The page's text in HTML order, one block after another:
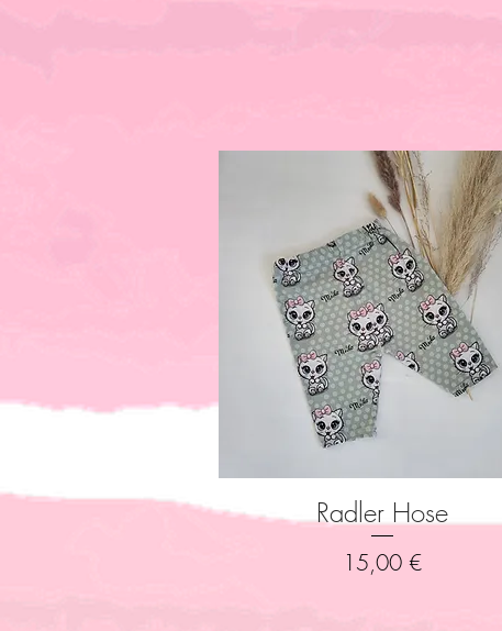
Schnellansicht
Radler Hose
Preis
15,00 €